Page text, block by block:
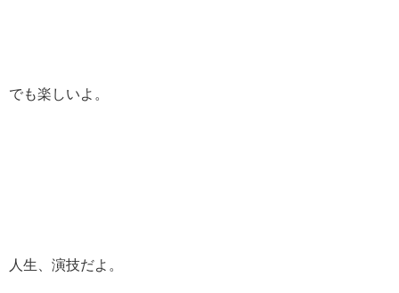
でも楽しいよ。
人生、演技だよ。